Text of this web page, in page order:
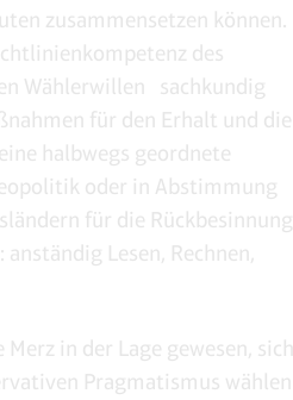
zusammensetzen können.
des
Wählerwillen sachkundig
für den Erhalt und die
halbwegs geordnete
oder in Abstimmung
für die Rückbesinnung
Lesen, Rechnen,
in der Lage gewesen, sich
Pragmatismus wählen